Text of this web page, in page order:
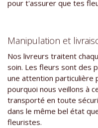
pour t'assurer que tes
Manipulation et
Nos livreurs traitent
soin. Les fleurs sont des
une attention particulière
pourquoi nous veillons à
transporté en toute
dans le même bel état
fleuristes.